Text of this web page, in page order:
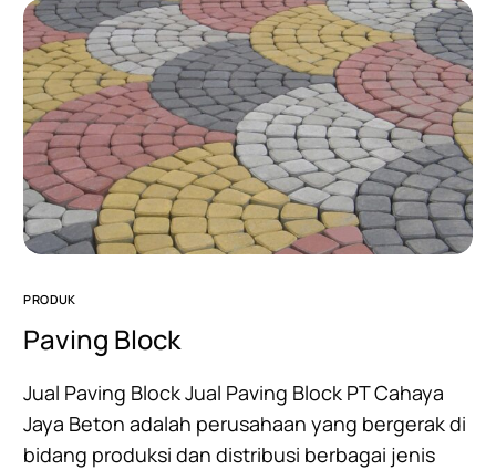
PRODUK
Paving Block
Jual Paving Block Jual Paving Block PT Cahaya
Jaya Beton adalah perusahaan yang bergerak di
bidang produksi dan distribusi berbagai jenis